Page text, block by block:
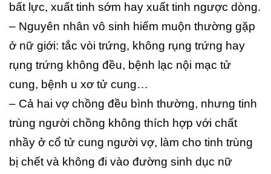
bất lực, xuất tinh sớm hay xuất tinh ngược dòng.
– Nguyên nhân vô sinh hiếm muộn thường gặp
ở nữ giới: tắc vòi trứng, không rụng trứng hay
rụng trứng không đều, bệnh lạc nội mạc tử
cung, bệnh u xơ tử cung…
– Cả hai vợ chồng đều bình thường, nhưng tinh
trùng người chồng không thích hợp với chất
nhầy ở cổ tử cung người vợ, làm cho tinh trùng
bị chết và không đi vào đường sinh dục nữ